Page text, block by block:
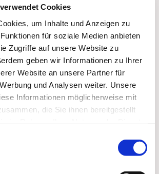
Cookies
um Inhalte und Anzeigen zu
für soziale Medien anbieten
Zugriffe auf unsere Website zu
geben wir Informationen zu Ihrer
Website an unsere Partner für
und Analysen weiter. Unsere
Informationen möglicherweise mit
die Sie ihnen bereitgestellt